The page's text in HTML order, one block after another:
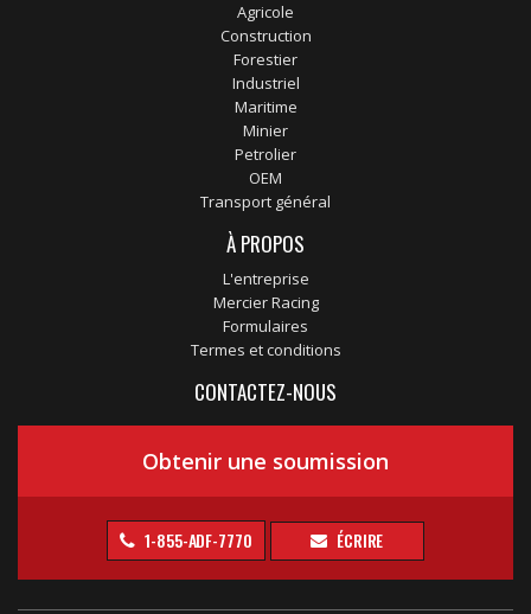
Agricole
Construction
Forestier
Industriel
Maritime
Minier
Petrolier
OEM
Transport général
À PROPOS
L'entreprise
Mercier Racing
Formulaires
Termes et conditions
CONTACTEZ-NOUS
Obtenir une soumission
1-855-ADF-7770 ÉCRIRE